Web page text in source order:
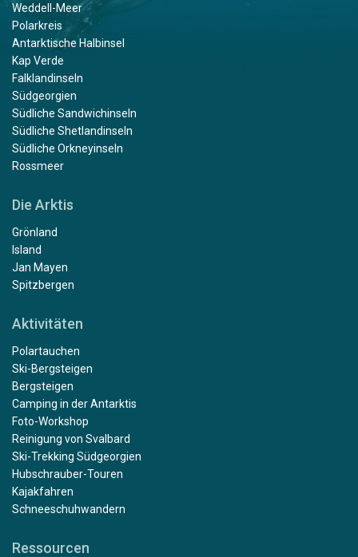
Weddell-Meer
Polarkreis
Antarktische Halbinsel
Kap Verde
Falklandinseln
Südgeorgien
Südliche Sandwichinseln
Südliche Shetlandinseln
Südliche Orkneyinseln
Rossmeer
Die Arktis
Grönland
Island
Jan Mayen
Spitzbergen
Aktivitäten
Polartauchen
Ski-Bergsteigen
Bergsteigen
Camping in der Antarktis
Foto-Workshop
Reinigung von Svalbard
Ski-Trekking Südgeorgien
Hubschrauber-Touren
Kajakfahren
Schneeschuhwandern
Ressourcen